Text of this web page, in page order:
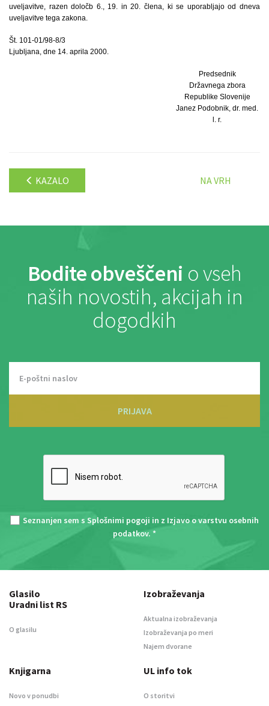
uveljavitve, razen določb 6., 19. in 20. člena, ki se uporabljajo od dneva
uveljavitve tega zakona.
Št. 101-01/98-8/3
Ljubljana, dne 14. aprila 2000.
Predsednik
Državnega zbora
Republike Slovenije
Janez Podobnik, dr. med.
l. r.
KAZALO NA VRH
Bodite obveščeni o vseh
naših novostih, akcijah in
dogodkih
PRIJAVA
Seznanjen sem s Splošnimi pogoji in z Izjavo o varstvu osebnih
podatkov. *
Glasilo
Uradni list RS
O glasilu
Izobraževanja
Aktualna izobraževanja
Izobraževanja po meri
Najem dvorane
Knjigarna
Novo v ponudbi
UL info tok
O storitvi